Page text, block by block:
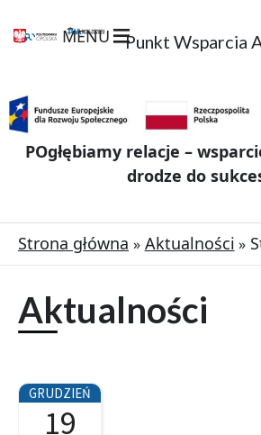
Punkt Wsparcia
MENU
POgłębiamy relacje –
drodze do
Strona główna Aktualności
Aktualności
GRUDZIEŃ
19